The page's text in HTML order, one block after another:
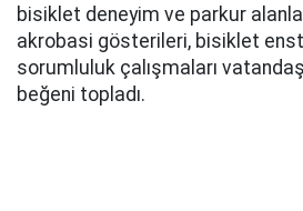
bisiklet deneyim ve parkur
akrobasi gösterileri, bisiklet
sorumluluk çalışmaları
beğeni topladı.